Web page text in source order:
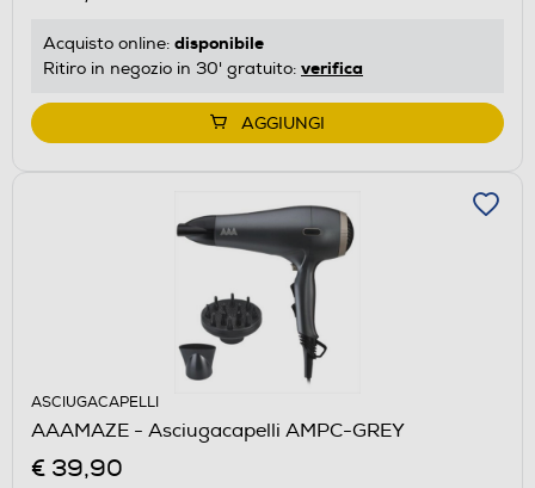
Acquisto online: disponibile
Ritiro in negozio in 30' gratuito: verifica
AGGIUNGI
ASCIUGACAPELLI
AAAMAZE - Asciugacapelli AMPC-GREY
€ 39,90